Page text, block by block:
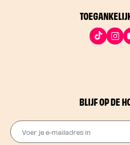
BLIJF OP DE
Voer je e-mailadres in